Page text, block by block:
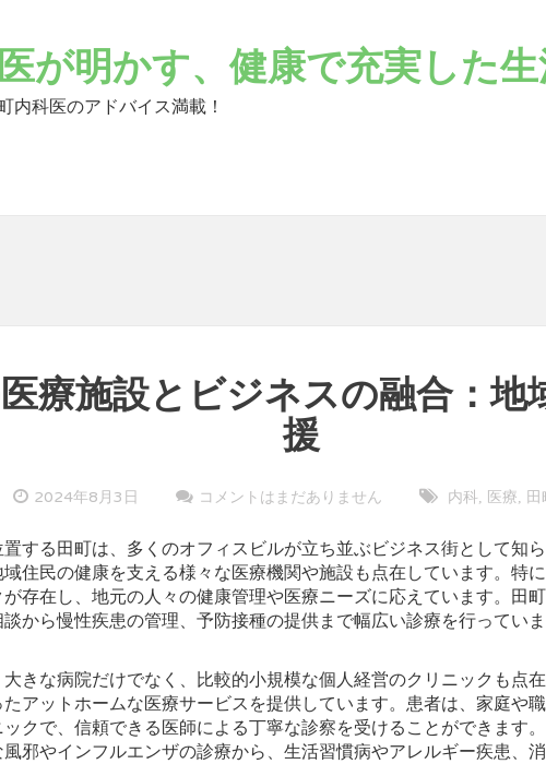
が明かす、健康で充実した
内科医のアドバイス満載！
療施設とビジネスの融合：地
援
2024年8月3日 コメントはまだありません 内科 医療 田
する田町は、多くのオフィスビルが立ち並ぶビジネス街として知
住民の健康を支える様々な医療機関や施設も点在しています。特
存在し、地元の人々の健康管理や医療ニーズに応えています。田
から慢性疾患の管理、予防接種の提供まで幅広い診療を行ってい
きな病院だけでなく、比較的小規模な個人経営のクリニックも点
アットホームな医療サービスを提供しています。患者は、家庭や
クで、信頼できる医師による丁寧な診察を受けることができます
邪やインフルエンザの診療から、生活習慣病やアレルギー疾患、